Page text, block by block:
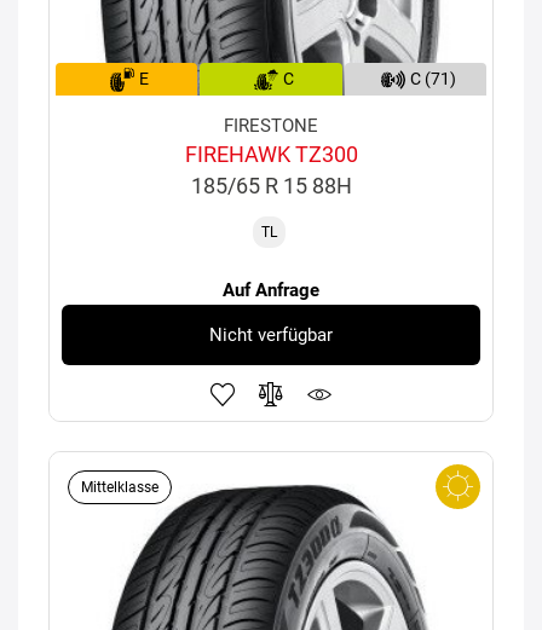
E C C (71)
FIRESTONE
FIREHAWK TZ300
185/65 R 15 88H
TL
Auf Anfrage
Nicht verfügbar
Mittelklasse